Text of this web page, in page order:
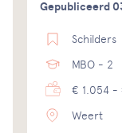
Gepubliceerd
Schilders
MBO - 2
€ 1.054 -
Weert